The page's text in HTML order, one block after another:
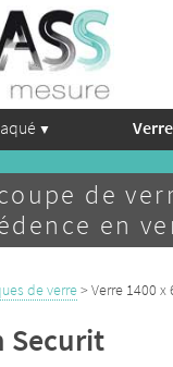
de
en
de verre> Verre 1400
Securit